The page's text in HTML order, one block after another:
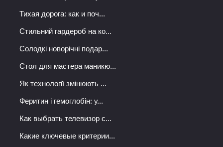
Тихая дорога: как и поч...
Стильний гардероб на ко...
Солодкі новорічні подар...
Стол для мастера маникю...
Як технології змінюють ...
Феритин і гемоглобін: у...
Как выбрать телевизор с...
Какие ключевые критерии...